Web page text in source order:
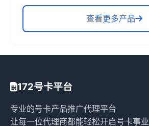
查看更多产品
172号卡平台
专业的号卡产品推广代理平台
让每一位代理商都能轻松开启号卡事业